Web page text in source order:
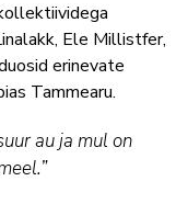
Ele Millistfer,
erinevate
Tammearu.
au ja mul on